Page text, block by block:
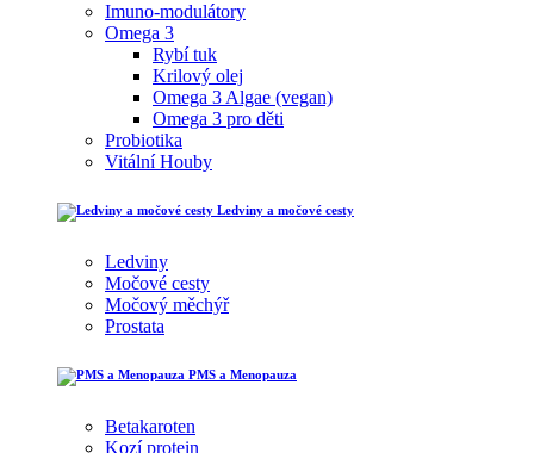
Imuno-modulátory
Omega 3
Rybí tuk
Krilový olej
Omega 3 Algae (vegan)
Omega 3 pro děti
Probiotika
Vitální Houby
Ledviny a močové cesty
Ledviny
Močové cesty
Močový měchýř
Prostata
PMS a Menopauza
Betakaroten
Kozí protein